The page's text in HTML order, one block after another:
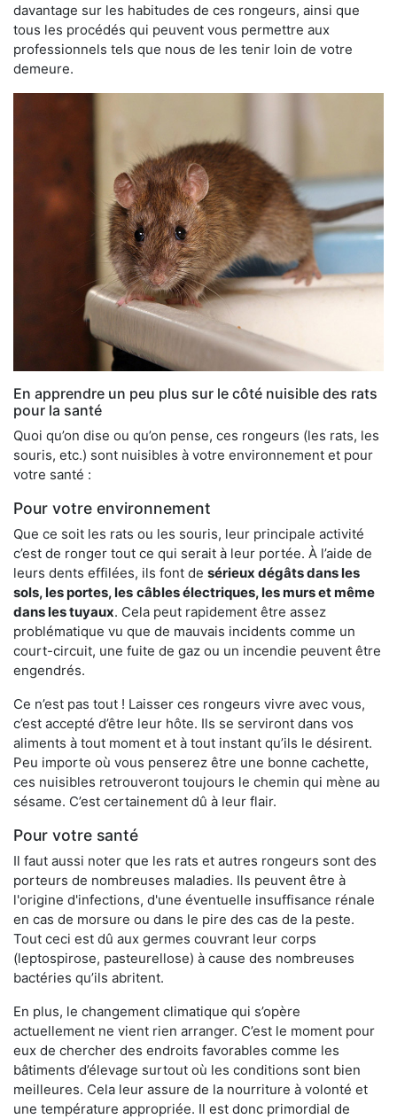
davantage sur les habitudes de ces rongeurs, ainsi que
tous les procédés qui peuvent vous permettre aux
professionnels tels que nous de les tenir loin de votre
demeure.
En apprendre un peu plus sur le côté nuisible des rats
pour la santé
Quoi qu’on dise ou qu’on pense, ces rongeurs (les rats, les
souris, etc.) sont nuisibles à votre environnement et pour
votre santé :
Pour votre environnement
Que ce soit les rats ou les souris, leur principale activité
c’est de ronger tout ce qui serait à leur portée. À l’aide de
leurs dents effilées, ils font de sérieux dégâts dans les
sols, les portes, les câbles électriques, les murs et même
dans les tuyaux. Cela peut rapidement être assez
problématique vu que de mauvais incidents comme un
court-circuit, une fuite de gaz ou un incendie peuvent être
engendrés.
Ce n’est pas tout ! Laisser ces rongeurs vivre avec vous,
c’est accepté d’être leur hôte. Ils se serviront dans vos
aliments à tout moment et à tout instant qu’ils le désirent.
Peu importe où vous penserez être une bonne cachette,
ces nuisibles retrouveront toujours le chemin qui mène au
sésame. C’est certainement dû à leur flair.
Pour votre santé
Il faut aussi noter que les rats et autres rongeurs sont des
porteurs de nombreuses maladies. Ils peuvent être à
l'origine d'infections, d'une éventuelle insuffisance rénale
en cas de morsure ou dans le pire des cas de la peste.
Tout ceci est dû aux germes couvrant leur corps
(leptospirose, pasteurellose) à cause des nombreuses
bactéries qu’ils abritent.
En plus, le changement climatique qui s’opère
actuellement ne vient rien arranger. C’est le moment pour
eux de chercher des endroits favorables comme les
bâtiments d’élevage surtout où les conditions sont bien
meilleures. Cela leur assure de la nourriture à volonté et
une température appropriée. Il est donc primordial de